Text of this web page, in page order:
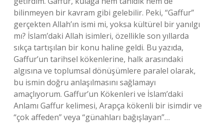
bilinmeyen bir kavram gibi gelebilir. Peki, “Gaffur”
gerçekten Allah’ın ismi mi, yoksa kültürel bir yanılgı
mı? İslam’daki Allah isimleri, özellikle son yıllarda
sıkça tartışılan bir konu haline geldi. Bu yazıda,
Gaffur’un tarihsel kökenlerine, halk arasındaki
algısına ve toplumsal dönüşümlere paralel olarak,
bu ismin doğru anlaşılmasını sağlamayı
amaçlıyorum. Gaffur’un Kökenleri ve İslam’daki
Anlamı Gaffur kelimesi, Arapça kökenli bir isimdir ve
“çok affeden” veya “günahları bağışlayan”…